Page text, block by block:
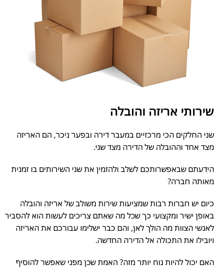
שירותי אריזה והובלה
שני החלקים הכי מרכזיים במעבר דירה ובפער ניכר, הם האריזה
מצד אחד וההובלה של הדירה מצד שני.
הידעתם שבאפשרותכם לשלב ולהזמין את שני השירותים בו זמנית
מאותה חברה?
כיום יש חברות רבות שמציעות שירות משולב של אריזה והובלה
באופן ישיר ומקצועי כך שכל מה שאתם צריכים לעשות הוא להסביר
לאנשי הצוות מה הולך לאן, והם כבר ישלימו עבורכם את האריזה
ויובילו את התכולה אל הדירה החדשה.
האם יכול להיות נוח יותר מזה? האמת שכן מפני שאפשר להוסיף